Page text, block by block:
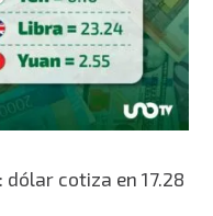
cotiza en 17.28